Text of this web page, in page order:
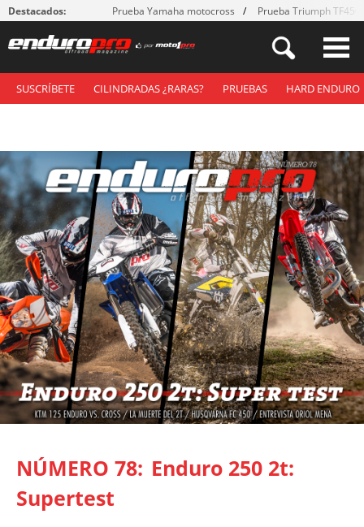
Destacados: Prueba Yamaha motocross Prueba Triumph
SUSCRÍBETE CILINDRADAS ¿RARAS? PRUEBAS HARD ENDURO
NÚMERO 78: Enduro 250 2t:
Supertest